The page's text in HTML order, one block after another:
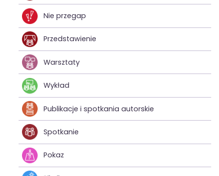
Nie przegap
Przedstawienie
Warsztaty
Wykład
Publikacje i spotkania autorskie
Spotkanie
Pokaz